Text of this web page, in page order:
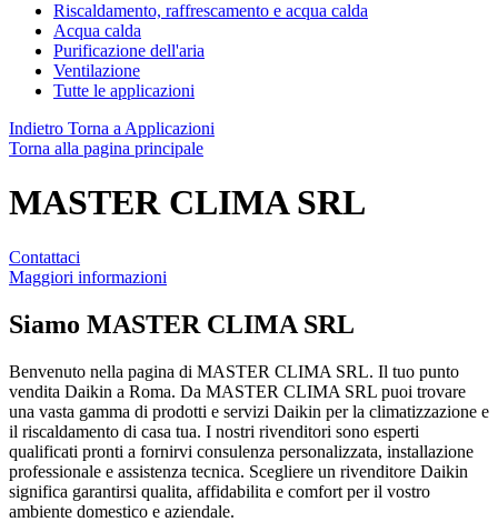
Riscaldamento, raffrescamento e acqua calda
Acqua calda
Purificazione dell'aria
Ventilazione
Tutte le applicazioni
Indietro Torna a Applicazioni
Torna alla pagina principale
MASTER CLIMA SRL
Contattaci
Maggiori informazioni
Siamo MASTER CLIMA SRL
Benvenuto nella pagina di MASTER CLIMA SRL. Il tuo punto
vendita Daikin a Roma. Da MASTER CLIMA SRL puoi trovare
una vasta gamma di prodotti e servizi Daikin per la climatizzazione e
il riscaldamento di casa tua. I nostri rivenditori sono esperti
qualificati pronti a fornirvi consulenza personalizzata, installazione
professionale e assistenza tecnica. Scegliere un rivenditore Daikin
significa garantirsi qualita, affidabilita e comfort per il vostro
ambiente domestico e aziendale.